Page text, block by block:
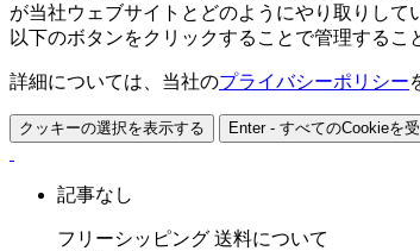
が当社ウェブサイトとどのようにやり取りし
以下のボタンをクリックすることで管理する
詳細については、当社のプライバシーポリシー
クッキーの選択を表示する Enter - すべてのCookieを
記事なし
フリーシッピング 送料について